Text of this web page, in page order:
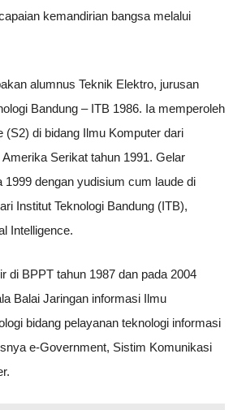
kemandirian bangsa melalui
alumnus Teknik Elektro, jurusan
Bandung – ITB 1986. Ia memperoleh
(S2) di bidang Ilmu Komputer dari
Serikat tahun 1991. Gelar
1999 dengan yudisium cum laude di
Institut Teknologi Bandung (ITB),
Intelligence.
di BPPT tahun 1987 dan pada 2004
Balai Jaringan informasi Ilmu
bidang pelayanan teknologi informasi
e-Government, Sistim Komunikasi